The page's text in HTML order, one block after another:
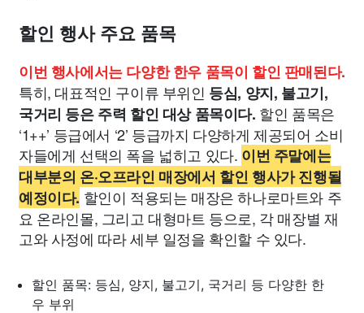
할인 행사 주요 품목
이번 행사에서는 다양한 한우 품목이 할인 판매된다.
특히, 대표적인 구이류 부위인 등심, 양지, 불고기,
국거리 등은 주력 할인 대상 품목이다. 할인 품목은
‘1++’ 등급에서 ‘2’ 등급까지 다양하게 제공되어 소비
자들에게 선택의 폭을 넓히고 있다. 이번 주말에는
대부분의 온·오프라인 매장에서 할인 행사가 진행될
예정이다. 할인이 적용되는 매장은 하나로마트와 주
요 온라인몰, 그리고 대형마트 등으로, 각 매장별 재
고와 사정에 따라 세부 일정을 확인할 수 있다.
할인 품목: 등심, 양지, 불고기, 국거리 등 다양한 한
우 부위